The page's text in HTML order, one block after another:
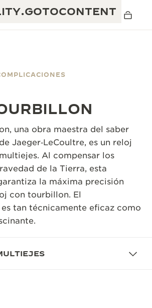
JAEGER-LECOULTRE
LOS RELOJES DE PULSERA
LOS RELOJES ATMOS
RATIO MUSICAL SHOW
THE PERPETUAL
SHAPER
STORIES
EVENTOS
DE 1400 CALIBRES
OFICIOS
una obra maestra del saber
Jaeger‑LeCoultre, es un reloj
Al compensar los
de la Tierra, esta
la máxima precisión
con tourbillon. El
tan técnicamente eficaz como